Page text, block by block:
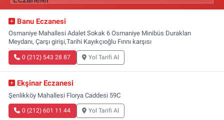
Banu Eczanesi
Osmaniye Mahallesi Adalet Sokak 6 Osmaniye Minibüs Durakları
Meydanı, Çarşı girişi,Tarihi Kayıkçıoğlu Fırını karşısı
0 (212) 543 28 87 Yol Tarifi Al
Ekşinar Eczanesi
Şenlikköy Mahallesi Florya Caddesi 59C
0 (212) 601 11 44 Yol Tarifi Al